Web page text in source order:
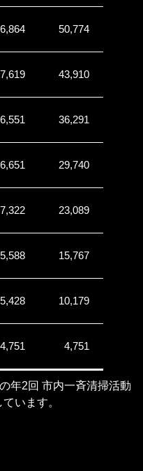
6,864 50,774
7,619 43,910
6,551 36,291
6,651 29,740
7,322 23,089
5,588 15,767
5,428 10,179
4,751 4,751
年2回 市内一斉清掃活動
います。